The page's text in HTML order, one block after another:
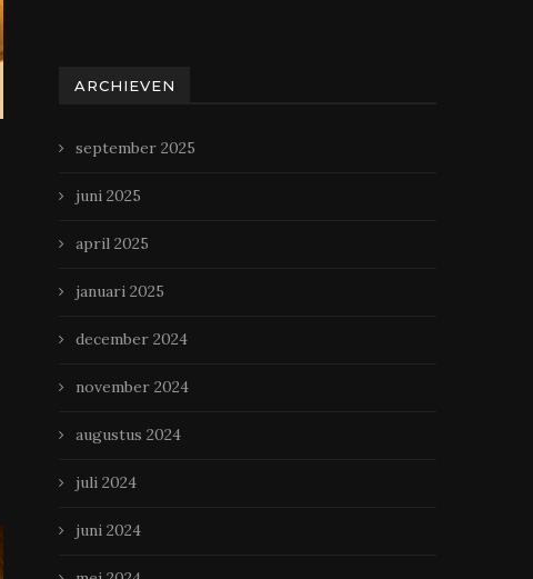
ARCHIEVEN
september 2025
juni 2025
april 2025
januari 2025
december 2024
november 2024
augustus 2024
juli 2024
juni 2024